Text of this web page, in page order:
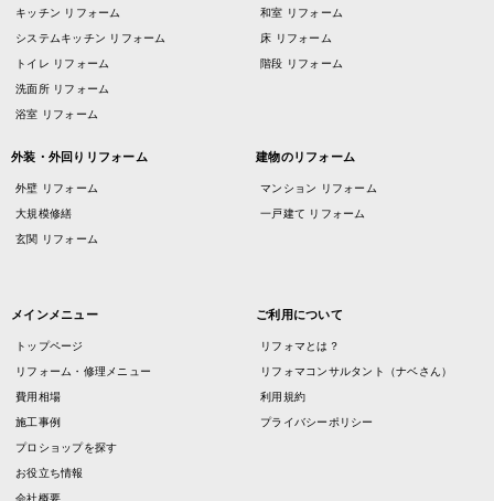
キッチン リフォーム
システムキッチン リフォーム
トイレ リフォーム
洗面所 リフォーム
浴室 リフォーム
和室 リフォーム
床 リフォーム
階段 リフォーム
外装・外回りリフォーム
外壁 リフォーム
大規模修繕
玄関 リフォーム
建物のリフォーム
マンション リフォーム
一戸建て リフォーム
メインメニュー
トップページ
リフォーム・修理メニュー
費用相場
施工事例
プロショップを探す
お役立ち情報
ご利用について
リフォマとは？
リフォマコンサルタント（ナベさん）
利用規約
プライバシーポリシー